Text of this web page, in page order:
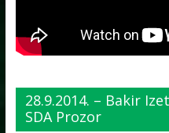
28.9.2014. – Bakir
SDA Prozor